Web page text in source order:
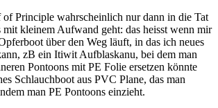
of Principle wahrscheinlich nur dann in die Tat
mit kleinem Aufwand geht: das heisst wenn mir
über den Weg läuft, in das ich neues
zB ein Itiwit Aufblaskanu, bei dem man
Pontoons mit PE Folie ersetzen könnte
Schlauchboot aus PVC Plane, das man
man PE Pontoons einzieht.